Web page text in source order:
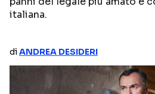
NETFLIX
DISNEY+
RAIPLAY
italiana.
diANDREA DESIDERI